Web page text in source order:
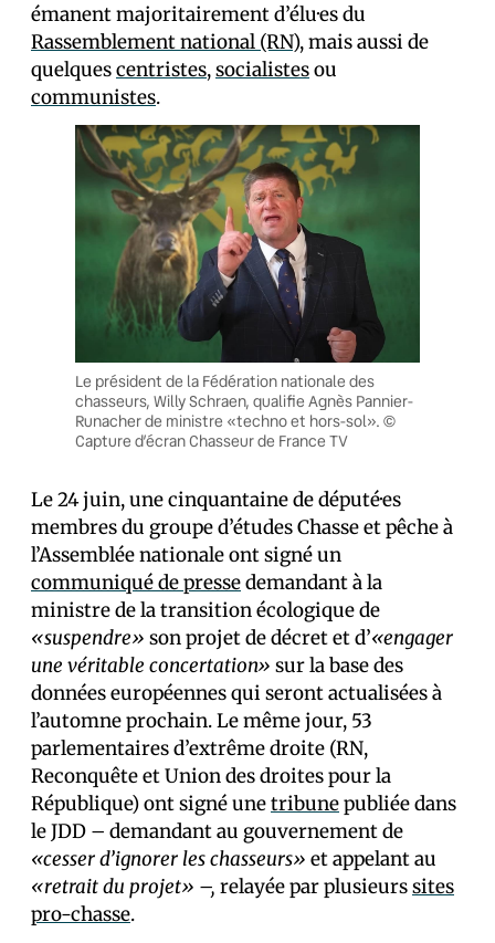
émanent majoritairement d’élu·es du
Rassemblement national (RN), mais aussi de
quelquescentristes,socialistesou
communistes.
Le président de la Fédération nationale des
chasseurs, Willy Schraen, qualifie Agnès Pannier-
Runacher de ministre «techno et hors-sol». ©
Capture d’écran Chasseur de France TV
Le 24 juin, une cinquantaine de député·es
membres du groupe d’études Chasse et pêche à
l’Assemblée nationale ont signé un
communiqué de pressedemandant à la
ministre de la transition écologique de
«suspendre» son projet de décret et d’«engager
une véritable concertation» sur la base des
données européennes qui seront actualisées à
l’automne prochain. Le même jour, 53
parlementaires d’extrême droite (RN,
Reconquête et Union des droites pour la
République) ont signé unetribunepubliée dans
le JDD – demandant au gouvernement de
«cesser d’ignorer les chasseurs» et appelant au
«retrait du projet» –, relayée par plusieurssites
pro-chasse.